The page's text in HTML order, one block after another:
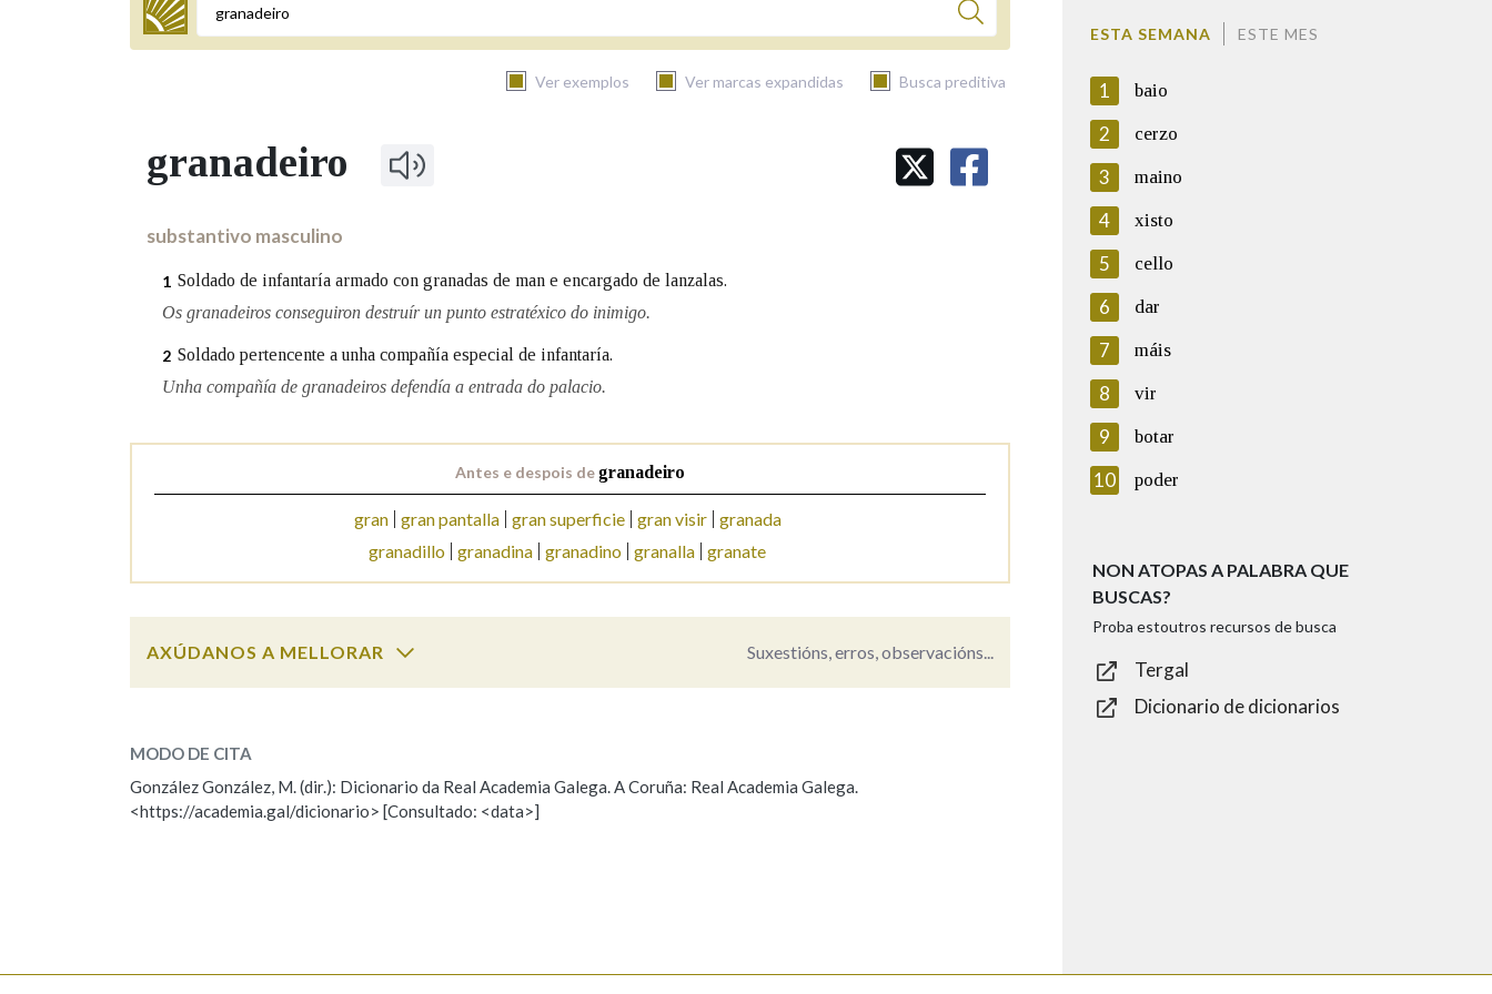
Termo a buscar
Ver exemplos Ver marcas expandidas Busca preditiva
BUSCAR NOS LEMAS
Remata por
Contén
Nos exemplos
Na fraseoloxía
OUTRAS OPCIÓNS DE BUSCA
Pertence a
LIMPAR BUSCA
granadeiro
substantivo masculino
1 Soldado de infantaría armado con granadas de man e encargado de lanzalas.
Os granadeiros conseguiron destruír un punto estratéxico do inimigo.
2 Soldado pertencente a unha compañía especial de infantaría.
Unha compañía de granadeiros defendía a entrada do palacio.
Antes e despois degranadeiro
gran gran pantalla gran superficie gran visir
granada
granadillo granadina granadino granalla granate
AXÚDANOS A MELLORAR Suxestións, erros, observacións...
ESCOLLE UNHA OPCIÓN:
Observación Hai un erro na palabra Propoño mellorar a definición
MODO DE CITA
González González, M. (dir.): Dicionario da Real Academia Galega. A Coruña: Real Academia Galega.
<https://academia.gal/dicionario> [Consultado: <data>]
ESTA SEMANA ESTE MES
1 baio
2 cerzo
3 maino
4 xisto
5 cello
6 dar
7 máis
8 vir
9 botar
10 poder
NON ATOPAS A PALABRA QUE
BUSCAS?
Proba estoutros recursos de busca
Tergal
Dicionario de dicionarios